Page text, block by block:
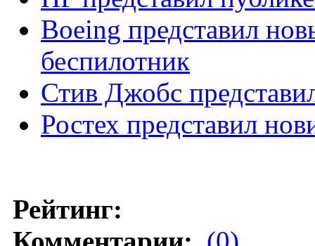
Boeing представил
беспилотник
Стив Джобс
Ростех представил
Рейтинг: